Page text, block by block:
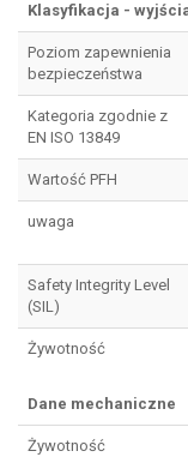
Klasyfikacja -
Poziom zapewnienia
bezpieczeństwa
Kategoria zgodnie z
EN ISO 13849
Wartość PFH
uwaga
Safety Integrity Level
(SIL)
Żywotność
Dane mechaniczne
Żywotność